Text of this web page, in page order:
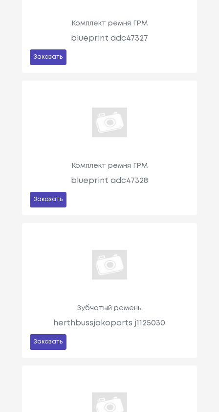
Комплект ремня ГРМ
blueprint adc47327
Заказать
Комплект ремня ГРМ
blueprint adc47328
Заказать
Зубчатый ремень
herthbussjakoparts j1125030
Заказать